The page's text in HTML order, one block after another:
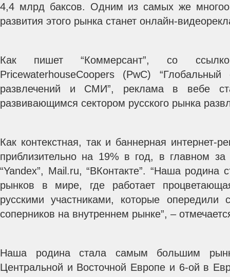
4,4 млрд баксов. Одним из самых же
развития этого рынка станет онлайн-
Как пишет “Коммерсант”, со
PricewaterhouseCoopers (PwC)
развлечений и СМИ”, реклама в вебе
развивающимся сектором русского рынка
Как контекстная, так и баннерная интернет-
приблизительно на 19% в год, в главном за
“Yandex”, Mail.ru, “ВКонтакте”. “Наша родина
рынков в мире, где работает
русскими участниками, которые опередили
соперников на внутреннем рынке”, –
Наша родина стала самым большим
Центральной и Восточной Европе и 6-ой в